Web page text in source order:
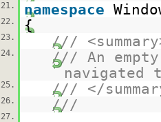
21.
namespace
22. {
23. ///
24.
/// An
navigated
25. /// </
26. ///
27.